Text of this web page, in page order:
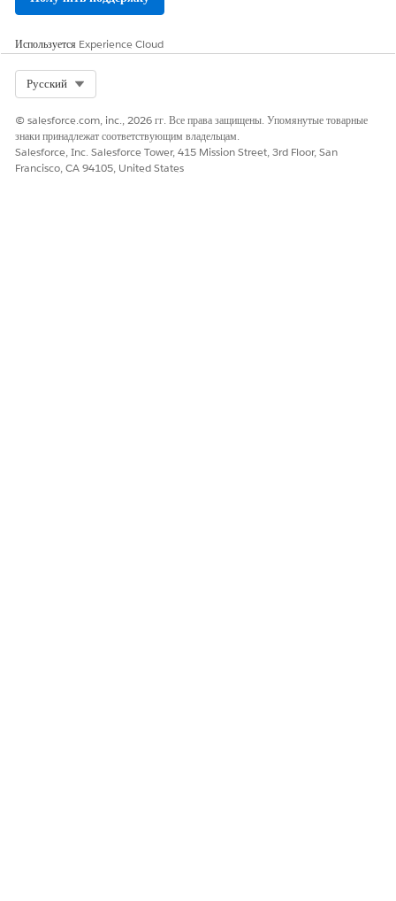
Используется Experience Cloud
Русский
© salesforce.com, inc., 2026 гг. Все права защищены. Упомянутые товарные
знаки принадлежат соответствующим владельцам.
Salesforce, Inc. Salesforce Tower, 415 Mission Street, 3rd Floor, San
Francisco, CA 94105, United States